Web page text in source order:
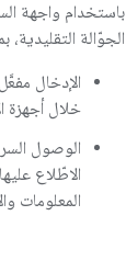
باستخدام واجهة
الجوّالة
الإدخال
خلال أجهزة
الوصول
الاطّلاع
المعلومات